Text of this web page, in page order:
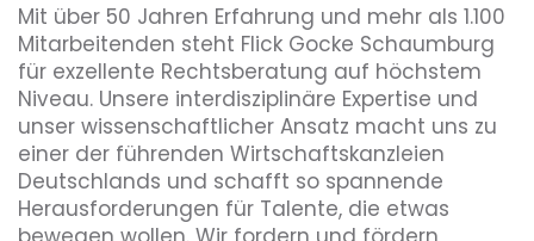
Mit über 50 Jahren Erfahrung und mehr als 1.100
Mitarbeitenden steht Flick Gocke Schaumburg
für exzellente Rechtsberatung auf höchstem
Niveau. Unsere interdisziplinäre Expertise und
unser wissenschaftlicher Ansatz macht uns zu
einer der führenden Wirtschaftskanzleien
Deutschlands und schafft so spannende
Herausforderungen für Talente, die etwas